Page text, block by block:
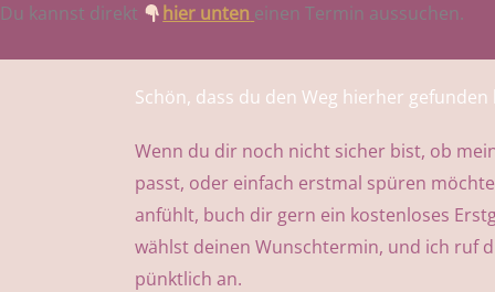
Du kannst direkt hier unten einen Termin aussuchen.
Schön, dass du den Weg hierher gefunden
Wenn du dir noch nicht sicher bist, ob
passt, oder einfach erstmal spüren
anfühlt, buch dir gern ein kostenloses
wählst deinen Wunschtermin, und ich ruf
pünktlich an.